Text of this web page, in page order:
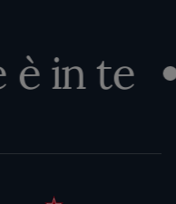
in te